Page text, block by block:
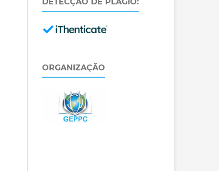
DETECÇÃO DE PLÁGIO:
ORGANIZAÇÃO